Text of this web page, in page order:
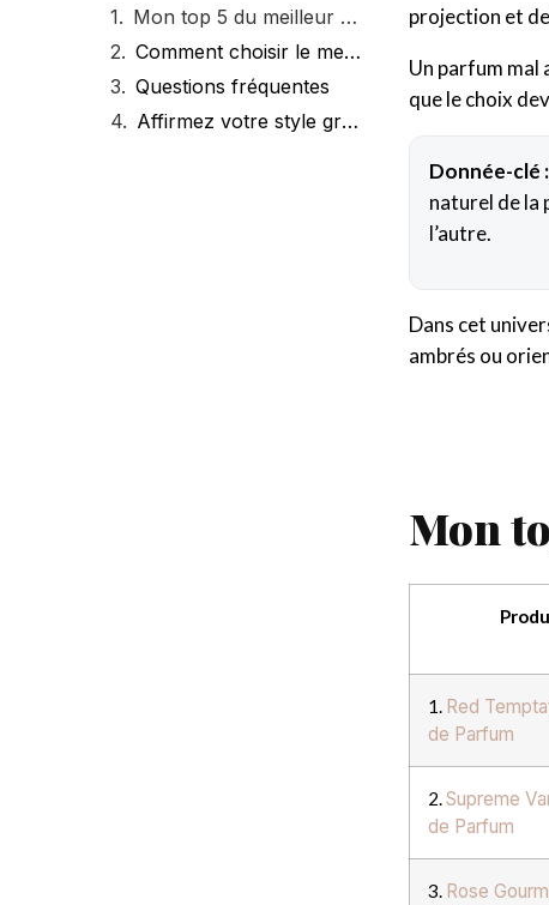
Mon top 5 du meilleur parfum Zara pour femme
Comment choisir le meilleur parfum Zara pour femme
Questions fréquentes
Affirmez votre style grâce au parfum qui vous ressemble
projection et
Un parfum mal
que le choix
Donnée-clé :
naturel de la
l’autre.
Dans cet
ambrés ou
Mon
1. Red
de Parfum
2.Supreme
de Parfum
3. Rose